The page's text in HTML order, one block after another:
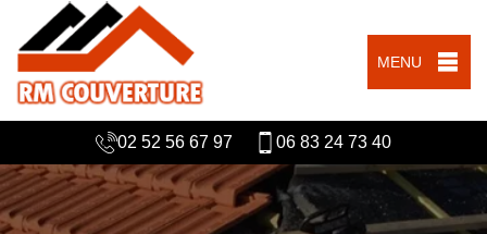
MENU
02 52 56 67 97 06 83 24 73 40